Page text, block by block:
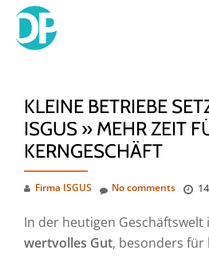
Skip
KLEINE BETRIEBE
ISGUS » MEHR ZEIT
KERNGESCHÄFT
Firma ISGUS No comments
In der heutigen Geschäftswelt
wertvolles Gut, besonders für